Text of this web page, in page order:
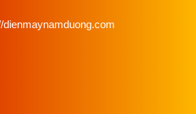
lượng cao .
dienmaynamduong.com